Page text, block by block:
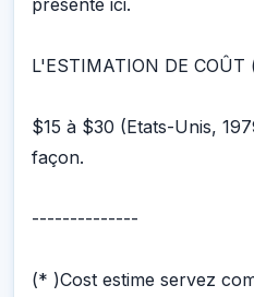
L'ESTIMATION DE COÛT
$15 à $30 (Etats-Unis,
façon.
--------------
(* )Cost estime servez